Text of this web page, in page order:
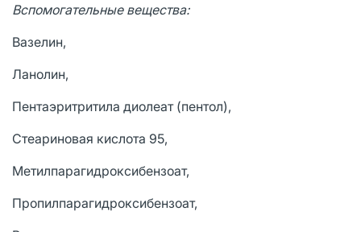
Вспомогательные вещества:
Вазелин,
Ланолин,
Пентаэритритила диолеат (пентол),
Стеариновая кислота 95,
Метилпарагидроксибензоат,
Пропилпарагидроксибензоат,